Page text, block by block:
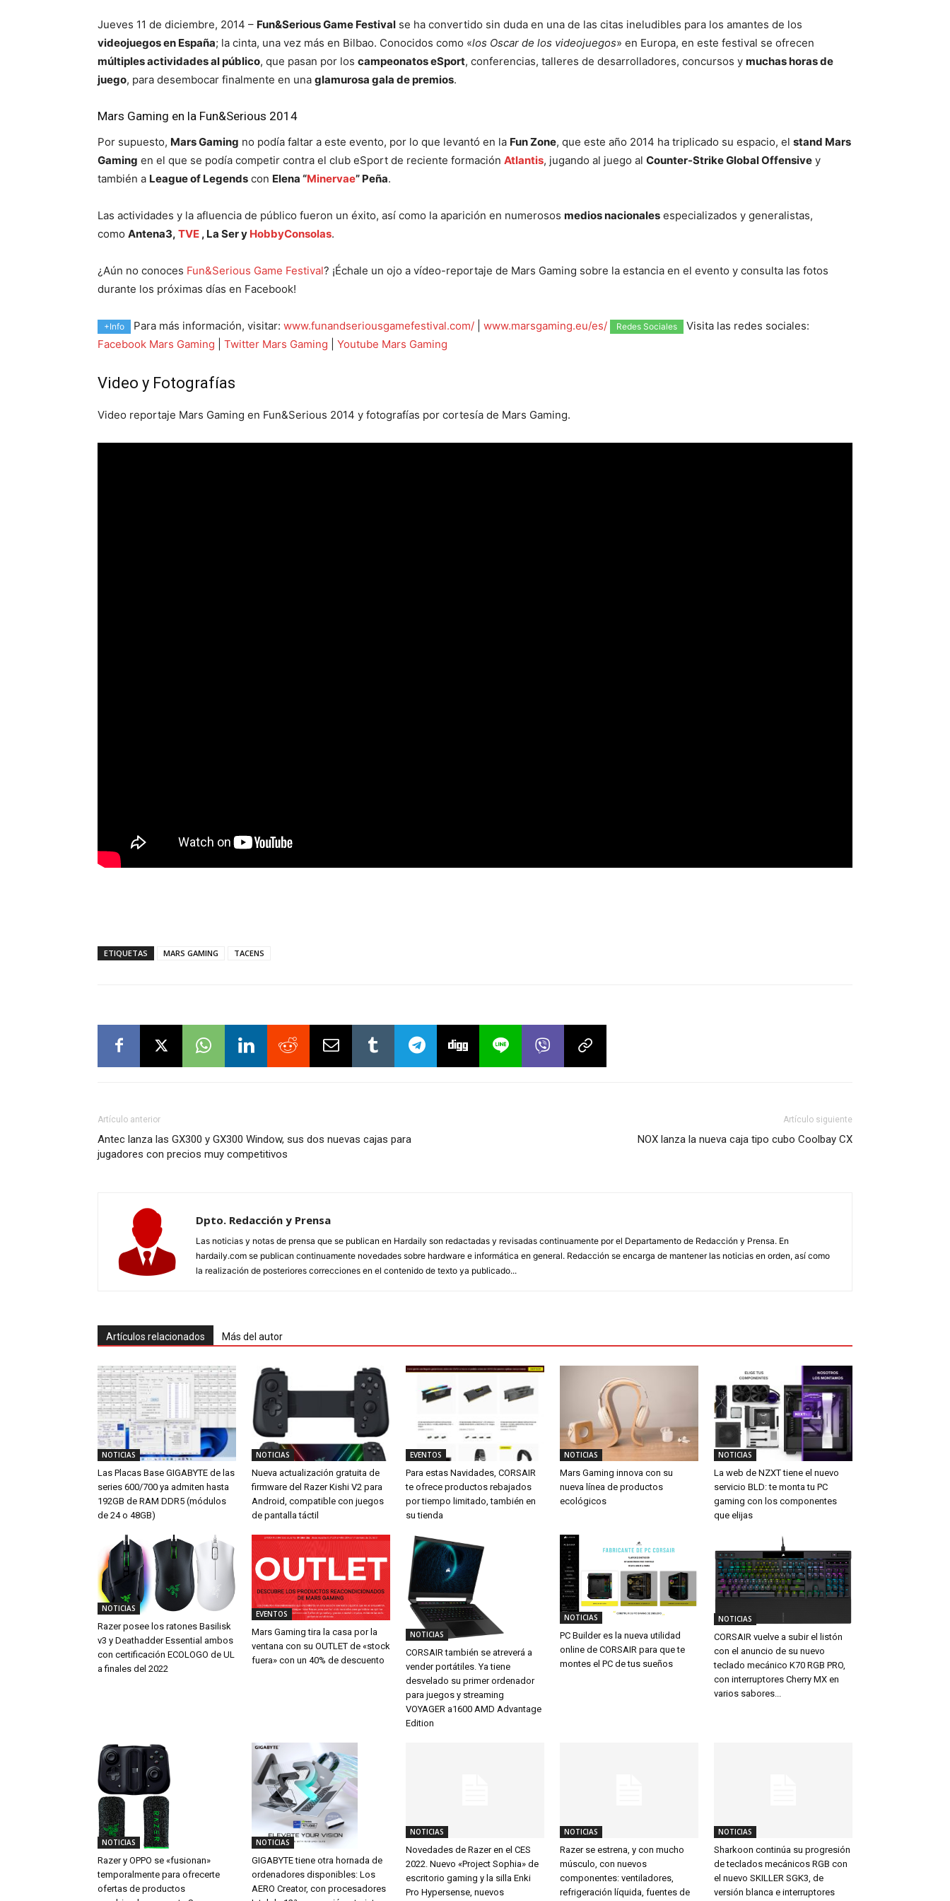
Jueves 11 de diciembre, 2014 – Fun&Serious Game Festival se ha convertido sin duda en una de las citas ineludibles para los amantes de los
videojuegos en España; la cinta, una vez más en Bilbao. Conocidos como «los Oscar de los videojuegos» en Europa, en este festival se ofrecen
múltiples actividades al público, que pasan por los campeonatos eSport, conferencias, talleres de desarrolladores, concursos y muchas horas de
juego, para desembocar finalmente en una glamurosa gala de premios.
Mars Gaming en la Fun&Serious 2014
Por supuesto, Mars Gaming no podía faltar a este evento, por lo que levantó en la Fun Zone, que este año 2014 ha triplicado su espacio, el stand Mars
Gaming en el que se podía competir contra el club eSport de reciente formación Atlantis, jugando al juego al Counter-Strike Global Offensive y
también a League of Legends con Elena “Minervae” Peña.
Las actividades y la afluencia de público fueron un éxito, así como la aparición en numerosos medios nacionales especializados y generalistas,
como Antena3, TVE , La Ser y HobbyConsolas.
¿Aún no conoces Fun&Serious Game Festival? ¡Échale un ojo a vídeo-reportaje de Mars Gaming sobre la estancia en el evento y consulta las fotos
durante los próximas días en Facebook!
+Info Para más información, visitar: www.funandseriousgamefestival.com/ www.marsgaming.eu/es/ Redes Sociales
Visita las redes sociales:
Facebook Mars Gaming
Twitter Mars Gaming Youtube Mars Gaming
Video y Fotografías
Video reportaje Mars Gaming en Fun&Serious 2014 y fotografías por cortesía de Mars Gaming.
ETIQUETAS MARS GAMING TACENS
Artículo anterior
Antec lanza las GX300 y GX300 Window, sus dos nuevas cajas para
jugadores con precios muy competitivos
Artículo siguiente
NOX lanza la nueva caja tipo cubo Coolbay CX
Dpto. Redacción y Prensa
Las noticias y notas de prensa que se publican en Hardaily son redactadas y revisadas continuamente por el Departamento de Redacción y Prensa. En
hardaily.com se publican continuamente novedades sobre hardware e informática en general. Redacción se encarga de mantener las noticias en orden, así como
la realización de posteriores correcciones en el contenido de texto ya publicado...
Artículos relacionados Más del autor
NOTICIAS
Las Placas Base GIGABYTE de las
series 600/700 ya admiten hasta
192GB de RAM DDR5 (módulos
de 24 o 48GB)
NOTICIAS
Nueva actualización gratuita de
firmware del Razer Kishi V2 para
Android, compatible con juegos
de pantalla táctil
EVENTOS
Para estas Navidades, CORSAIR
te ofrece productos rebajados
por tiempo limitado, también en
su tienda
NOTICIAS
Mars Gaming innova con su
nueva línea de productos
ecológicos
NOTICIAS
La web de NZXT tiene el nuevo
servicio BLD: te monta tu PC
gaming con los componentes
que elijas
NOTICIAS
Razer posee los ratones Basilisk
v3 y Deathadder Essential ambos
con certificación ECOLOGO de UL
a finales del 2022
EVENTOS
Mars Gaming tira la casa por la
ventana con su OUTLET de «stock
fuera» con un 40% de descuento
NOTICIAS
CORSAIR también se atreverá a
vender portátiles. Ya tiene
desvelado su primer ordenador
para juegos y streaming
VOYAGER a1600 AMD Advantage
Edition
NOTICIAS
PC Builder es la nueva utilidad
online de CORSAIR para que te
montes el PC de tus sueños
NOTICIAS
CORSAIR vuelve a subir el listón
con el anuncio de su nuevo
teclado mecánico K70 RGB PRO,
con interruptores Cherry MX en
varios sabores...
NOTICIAS
Razer y OPPO se «fusionan»
temporalmente para ofrecerte
ofertas de productos
NOTICIAS
GIGABYTE tiene otra hornada de
ordenadores disponibles: Los
AERO Creator, con procesadores
NOTICIAS
Novedades de Razer en el CES
2022. Nuevo «Project Sophia» de
escritorio gaming y la silla Enki
Pro Hypersense, nuevos
NOTICIAS
Razer se estrena, y con mucho
músculo, con nuevos
componentes: ventiladores,
refrigeración líquida, fuentes de
NOTICIAS
Sharkoon continúa su progresión
de teclados mecánicos RGB con
el nuevo SKILLER SGK3, de
versión blanca e interruptores